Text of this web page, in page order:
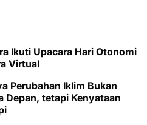
Ikuti Upacara Hari Otonomi
Virtual
Perubahan Iklim Bukan
Depan, tetapi Kenyataan